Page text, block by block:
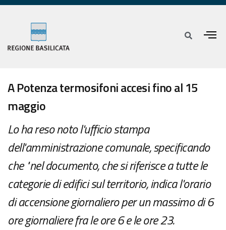
A Potenza termosifoni accesi fino al 15
maggio
Lo ha reso noto l'ufficio stampa
dell'amministrazione comunale, specificando
che "nel documento, che si riferisce a tutte le
categorie di edifici sul territorio, indica l'orario
di accensione giornaliero per un massimo di 6
ore giornaliere fra le ore 6 e le ore 23.